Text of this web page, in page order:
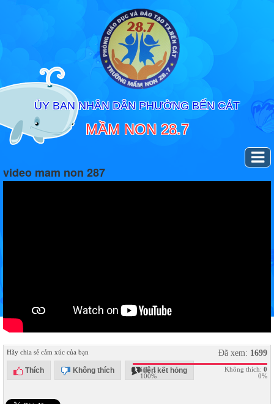
ỦY BAN NHÂN DÂN PHƯỜNG BẾN CÁT
MẦM NON 28.7
video mam non 287
Hãy chia sẻ cảm xúc của bạn
Thích Không thích liên kết hỏng
Đã xem: 1699
Thích:1
100%
Không thích: 0
0%